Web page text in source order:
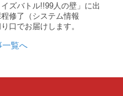
ズバトル!!99人の壁」に出
修了（システム情報
口でお届けします。
一覧へ